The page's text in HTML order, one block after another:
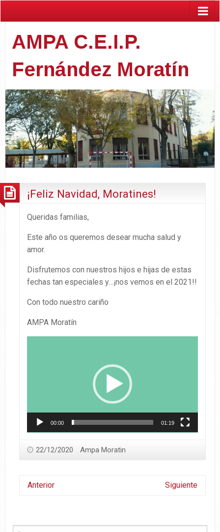
AMPA C.E.I.P.
Fernández Moratín
¡Feliz Navidad, Moratines!
Queridas familias,
Este año os queremos desear mucha salud y
amor.
Disfrutemos con nuestros hijos e hijas de estas
fechas tan especiales y…¡nos vemos en el 2021!!
Con todo nuestro cariño
AMPA Moratín
00:00 01:19
22/12/2020 Ampa Moratin
Anterior Siguiente